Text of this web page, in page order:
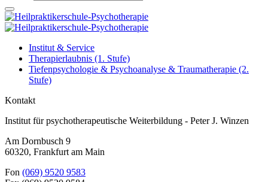
Institut & Service
Therapierlaubnis (1. Stufe)
Tiefenpsychologie & Psychoanalyse & Traumatherapie (2.
Stufe)
Kontakt
Institut für psychotherapeutische Weiterbildung - Peter J. Winzen
Am Dornbusch 9
60320, Frankfurt am Main
Fon (069) 9520 9583